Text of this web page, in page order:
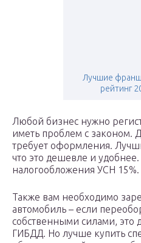
Лучшие
рейтинг
Любой бизнес нужно
иметь проблем с законом.
требует оформления.
что это дешевле и
налогообложения УСН 15%.
Также вам необходимо
автомобиль – если
собственными силами,
ГИБДД. Но лучше купить